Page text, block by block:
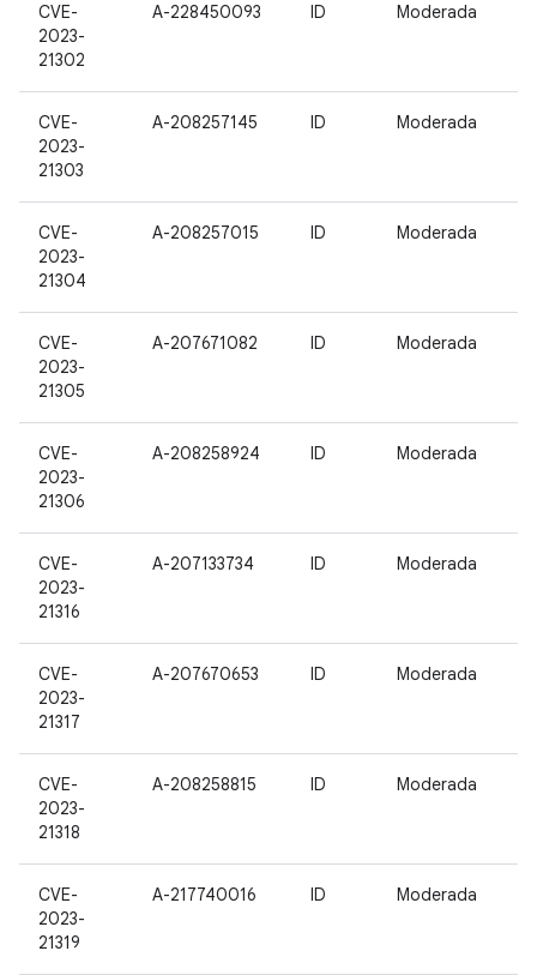
CVE-
2023-
21302
A-228450093 ID Moderada
CVE-
2023-
21303
A-208257145 ID Moderada
CVE-
2023-
21304
A-208257015 ID Moderada
CVE-
2023-
21305
A-207671082 ID Moderada
CVE-
2023-
21306
A-208258924 ID Moderada
CVE-
2023-
21316
A-207133734 ID Moderada
CVE-
2023-
21317
A-207670653 ID Moderada
CVE-
2023-
21318
A-208258815 ID Moderada
CVE-
2023-
21319
A-217740016 ID Moderada